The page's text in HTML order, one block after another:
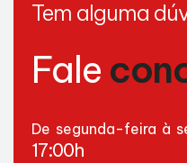
Tem alguma
Fale
De segunda-feira à
17:00h